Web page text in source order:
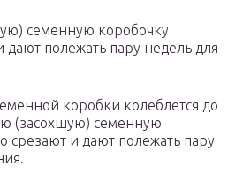
семенную коробочку
дают полежать пару недель для
коробки колеблется до
(засохшую) семенную
срезают и дают полежать пару